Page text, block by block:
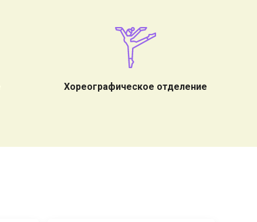
Хореографическое отделение